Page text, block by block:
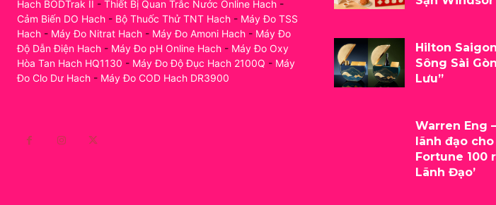
Hach BODTrak II - Thiết Bị Quan Trắc Nước Online Hach -
Cảm Biến DO Hach - Bộ Thuốc Thử TNT Hach - Máy Đo TSS
Hach - Máy Đo Nitrat Hach - Máy Đo Amoni Hach - Máy Đo
Độ Dẫn Điện Hach - Máy Đo pH Online Hach - Máy Đo Oxy
Hòa Tan Hach HQ1130 - Máy Đo Độ Đục Hach 2100Q - Máy
Đo Clo Dư Hach - Máy Đo COD Hach DR3900
Hilton
Sông Sài
Lưu”
Warren Eng
lãnh đạo
Fortune 100
Lãnh Đạo’